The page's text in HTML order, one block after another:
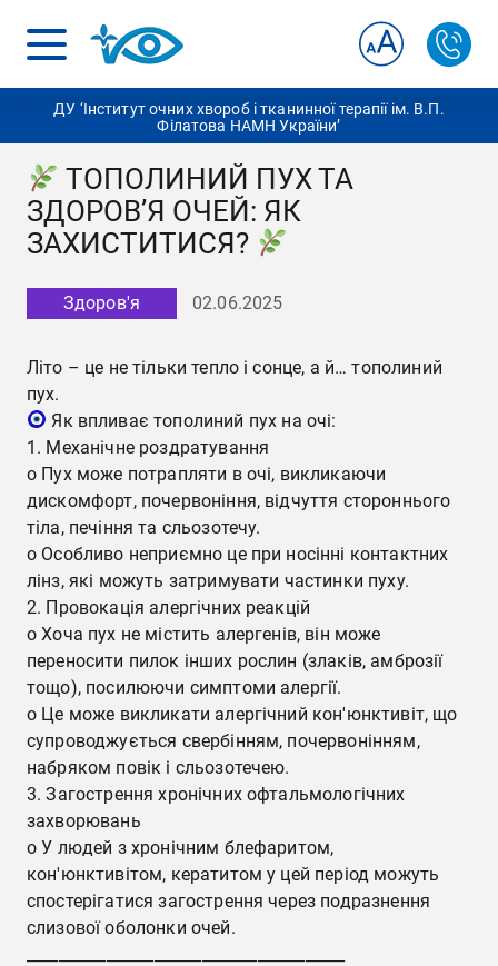
ДУ ‘Інститут очних хвороб і тканинної терапії ім. В.П.
Філатова НАМН України’
ТОПОЛИНИЙ ПУХ ТА
ЗДОРОВ’Я ОЧЕЙ: ЯК
ЗАХИСТИТИСЯ?
Здоров'я 02.06.2025
Літо – це не тільки тепло і сонце, а й… тополиний
пух.
Як впливає тополиний пух на очі:
1. Механічне роздратування
o Пух може потрапляти в очі, викликаючи
дискомфорт, почервоніння, відчуття стороннього
тіла, печіння та сльозотечу.
o Особливо неприємно це при носінні контактних
лінз, які можуть затримувати частинки пуху.
2. Провокація алергічних реакцій
o Хоча пух не містить алергенів, він може
переносити пилок інших рослин (злаків, амброзії
тощо), посилюючи симптоми алергії.
o Це може викликати алергічний кон'юнктивіт, що
супроводжується свербінням, почервонінням,
набряком повік і сльозотечею.
3. Загострення хронічних офтальмологічних
захворювань
o У людей з хронічним блефаритом,
кон'юнктивітом, кератитом у цей період можуть
спостерігатися загострення через подразнення
слизової оболонки очей.